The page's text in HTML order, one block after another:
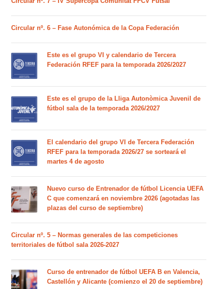
Circular nº. 6 – Fase Autonómica de la Copa Federación
Este es el grupo VI y calendario de Tercera
Federación RFEF para la temporada 2026/2027
Este es el grupo de la Lliga Autonòmica Juvenil de
fútbol sala de la temporada 2026/2027
El calendario del grupo VI de Tercera Federación
RFEF para la temporada 2026/27 se sorteará el
martes 4 de agosto
Nuevo curso de Entrenador de fútbol Licencia UEFA
C que comenzará en noviembre 2026 (agotadas las
plazas del curso de septiembre)
Circular nº. 5 – Normas generales de las competiciones
territoriales de fútbol sala 2026-2027
Curso de entrenador de fútbol UEFA B en Valencia,
Castellón y Alicante (comienzo el 20 de septiembre)